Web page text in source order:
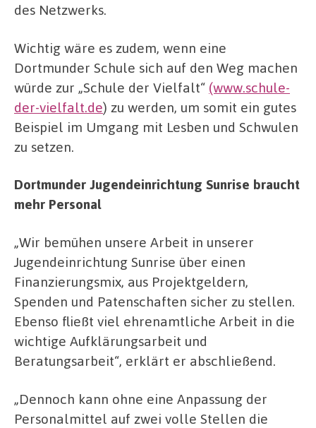
des Netzwerks.
Wichtig wäre es zudem, wenn eine
Dortmunder Schule sich auf den Weg machen
würde zur „Schule der Vielfalt“ (www.schule-
der-vielfalt.de) zu werden, um somit ein gutes
Beispiel im Umgang mit Lesben und Schwulen
zu setzen.
Dortmunder Jugendeinrichtung Sunrise braucht
mehr Personal
„Wir bemühen unsere Arbeit in unserer
Jugendeinrichtung Sunrise über einen
Finanzierungsmix, aus Projektgeldern,
Spenden und Patenschaften sicher zu stellen.
Ebenso fließt viel ehrenamtliche Arbeit in die
wichtige Aufklärungsarbeit und
Beratungsarbeit“, erklärt er abschließend.
„Dennoch kann ohne eine Anpassung der
Personalmittel auf zwei volle Stellen die